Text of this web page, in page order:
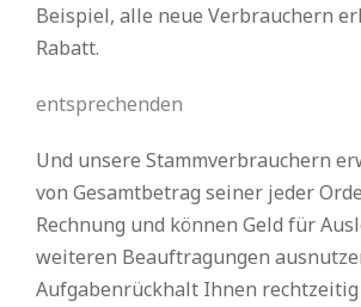
Beispiel, alle neue Verbrauchern
Rabatt.
entsprechenden
Und unsere Stammverbrauchern
von Gesamtbetrag seiner jeder
Rechnung und können Geld für
weiteren Beauftragungen
Aufgabenrückhalt Ihnen